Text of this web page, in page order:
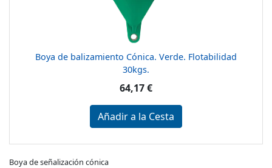
Boya de balizamiento Cónica. Verde. Flotabilidad
30kgs.
64,17 €
Añadir a la Cesta
Boya de señalización cónica